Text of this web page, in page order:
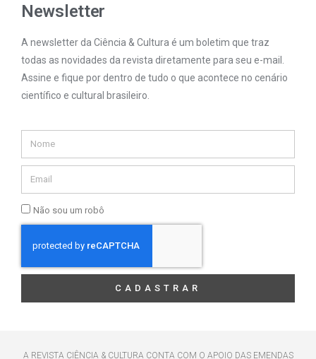
Newsletter
A newsletter da Ciência & Cultura é um boletim que traz
todas as novidades da revista diretamente para seu e-mail.
Assine e fique por dentro de tudo o que acontece no cenário
científico e cultural brasileiro.
Não sou um robô
CADASTRAR
A REVISTA CIÊNCIA & CULTURA CONTA COM O APOIO DAS EMENDAS